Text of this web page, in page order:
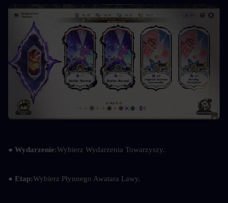
● Wydarzenie:Wybierz Wydarzenia Towarzyszy.
● Etap:Wybierz Płynnego Awatara Lawy.